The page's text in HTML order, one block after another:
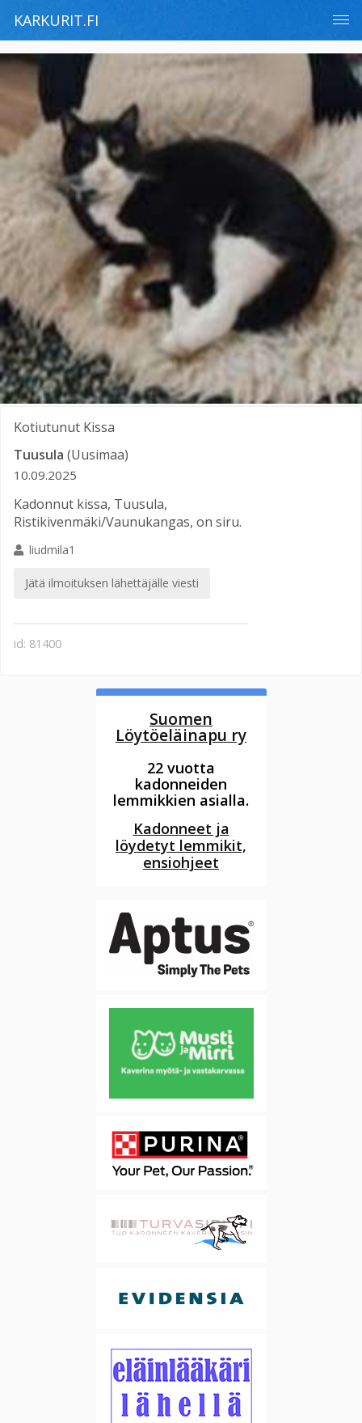
KARKURIT.FI
Kotiutunut Kissa
Tuusula (Uusimaa)
10.09.2025
Kadonnut kissa, Tuusula,
Ristikivenmäki/Vaunukangas, on siru.
liudmila1
Jätä ilmoituksen lähettäjälle viesti
id: 81400
Suomen
Löytöeläinapu ry
22 vuotta
kadonneiden
lemmikkien asialla.
Kadonneet ja
löydetyt lemmikit,
ensiohjeet